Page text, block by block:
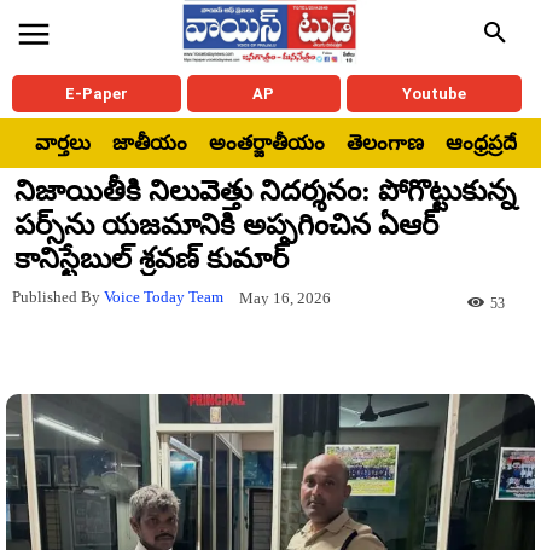
E-Paper AP Youtube
వార్తలు జాతీయం అంతర్జాతీయం తెలంగాణ ఆంధ్రప్రదేశ్
నిజాయితీకి నిలువెత్తు నిదర్శనం: పోగొట్టుకున్న
పర్స్‌ను యజమానికి అప్పగించిన ఏఆర్
కానిస్టేబుల్ శ్రవణ్ కుమార్
Published By Voice Today Team May 16, 2026 53